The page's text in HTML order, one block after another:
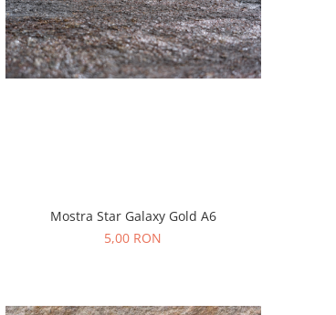
Mostra Star Galaxy Gold A6
5,00 RON